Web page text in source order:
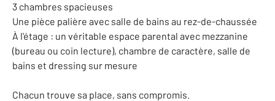
3 chambres spacieuses
Une pièce palière avec salle de bains au rez-de-chaussée
À l'étage : un véritable espace parental avec mezzanine
(bureau ou coin lecture), chambre de caractère, salle de
bains et dressing sur mesure
Chacun trouve sa place, sans compromis.